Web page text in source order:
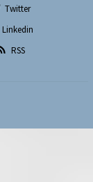
Twitter
Linkedin
RSS